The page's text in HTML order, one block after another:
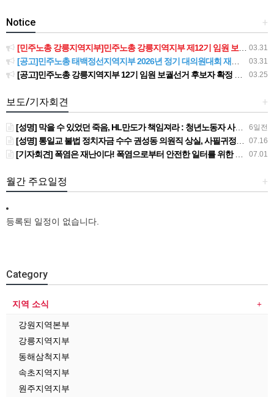
+
Notice
03.31
[민주노총 강릉지역지부]민주노총 강릉지역지부 제12기 임원 보궐선거결과 공고
03.31
[공고]민주노총 태백정선지역지부 2026년 정기 대의원대회 재소집 건
03.25
[공고]민주노총 강릉지역지부 12기 임원 보궐선거 후보자 확정 공고
+
보도/기자회견
6일전
[성명] 막을 수 있었던 죽음, HL만도가 책임져라 : 청년노동자 사망사고의 철저한 진상규명과 재발방지 대책 마련하라
07.16
[성명] 통일교 불법 정치자금 수수 권성동 의원직 상실, 사필귀정이다
07.01
[기자회견] 폭염은 재난이다! 폭염으로부터 안전한 일터를 위한 민주노총 강원지역본부 폭염감시단 선포 기자회견
+
월간 주요일정
등록된 일정이 없습니다.
Category
지역 소식
강원지역본부
강릉지역지부
동해삼척지부
속초지역지부
원주지역지부